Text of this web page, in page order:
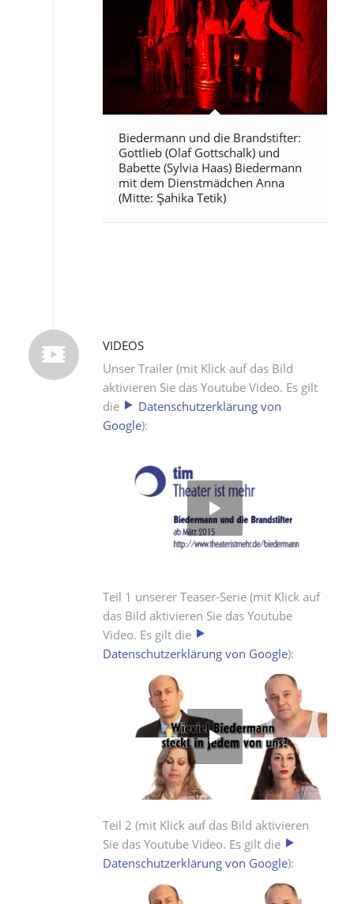
Biedermann und die Brandstifter:
Gottlieb (Olaf Gottschalk) und
Babette (Sylvia Haas) Biedermann
mit dem Dienstmädchen Anna
(Mitte: Şahika Tetik)
VIDEOS
Unser Trailer (mit Klick auf das Bild
aktivieren Sie das Youtube Video. Es gilt
die
Datenschutzerklärung von
Google):
Teil 1 unserer Teaser-Serie (mit Klick auf
das Bild aktivieren Sie das Youtube
Video. Es gilt die
Datenschutzerklärung von Google):
Teil 2 (mit Klick auf das Bild aktivieren
Sie das Youtube Video. Es gilt die
Datenschutzerklärung von Google):